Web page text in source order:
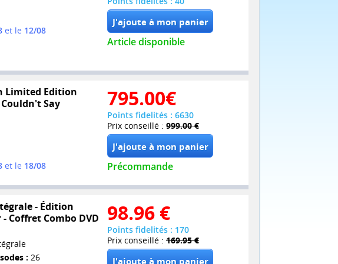
et le 12/08
Article disponible
Limited Edition
Say
et le 18/08
795.00€
Points fidelités : 6630
Prix conseillé : 999.00 €
Précommande
- Édition
Coffret Combo DVD
: 26
98.96 €
Points fidelités : 170
Prix conseillé : 169.95 €